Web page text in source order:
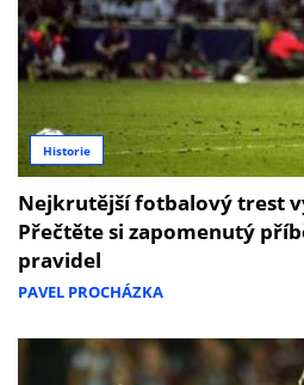
Historie
Nejkrutější fotbalový trest
Přečtěte si zapomenutý
pravidel
PAVEL PROCHÁZKA